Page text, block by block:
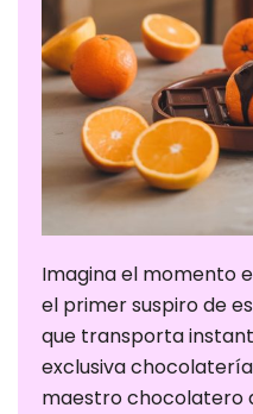
Imagina el momento
el primer suspiro de
que transporta
exclusiva
maestro chocolatero